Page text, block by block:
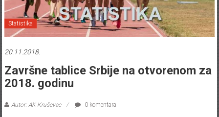
Statistika
20.11.2018.
Završne tablice Srbije na otvorenom za
2018. godinu
Autor: AK Kruševac 0 komentara